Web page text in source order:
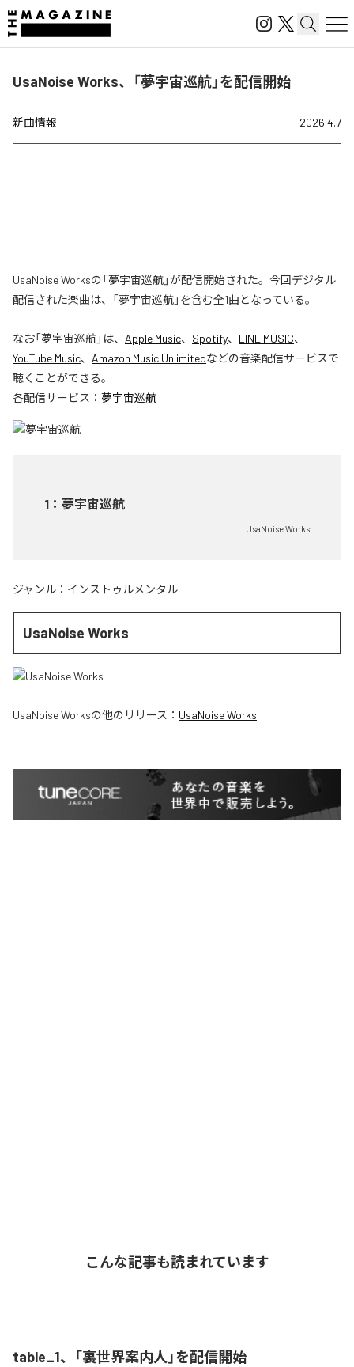
UsaNoise Works、「夢宇宙巡航」を配信開始
新曲情報 2026.4.7
UsaNoise Worksの「夢宇宙巡航」が配信開始された。今回デジタル
配信された楽曲は、「夢宇宙巡航」を含む全1曲となっている。
なお「夢宇宙巡航」は、 Apple Music、 Spotify、 LINE MUSIC、
YouTube Music、 Amazon Music Unlimitedなどの音楽配信サービスで
聴くことができる。
各配信サービス： 夢宇宙巡航
1 ： 夢宇宙巡航
UsaNoise Works
ジャンル： インストゥルメンタル
UsaNoise Works
UsaNoise Worksの他のリリース： UsaNoise Works
こんな記事も読まれています
table_1、「裏世界案内人」を配信開始